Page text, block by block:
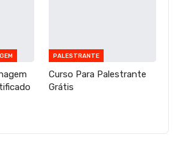
PALESTRANTE
Curso Para Palestrante
Grátis